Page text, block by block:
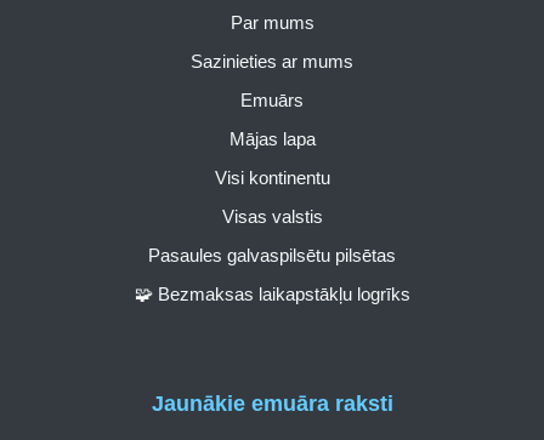
Par mums
Sazinieties ar mums
Emuārs
Mājas lapa
Visi kontinentu
Visas valstis
Pasaules galvaspilsētu pilsētas
🧩 Bezmaksas laikapstākļu logrīks
Jaunākie emuāra raksti